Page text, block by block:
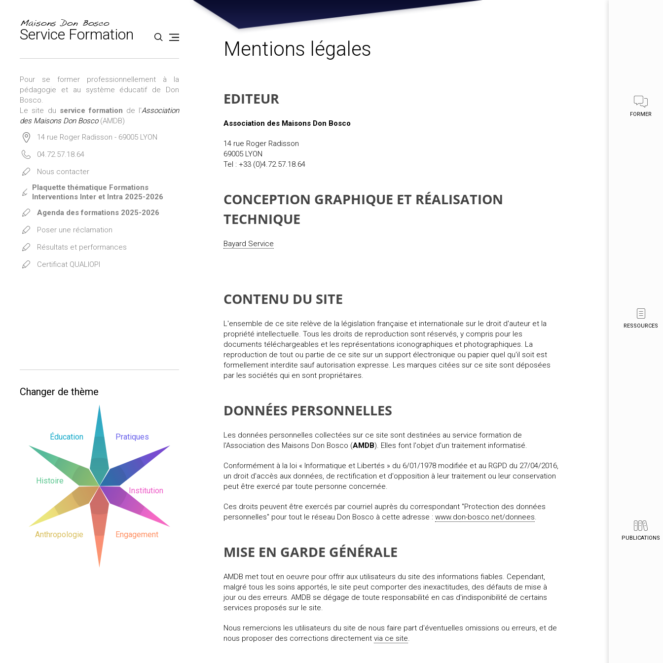
navigation
Maisons Don Bosco
Service Formation
FORMER
RESSOURCES
PUBLICATIONS
Mentions légales
EDITEUR
Association des Maisons Don Bosco
14 rue Roger Radisson
69005 LYON
Tel : +33 (0)4.72.57.18.64
CONCEPTION GRAPHIQUE ET RÉALISATION
TECHNIQUE
Bayard Service
CONTENU DU SITE
L'ensemble de ce site relève de la législation française et internationale sur le droit d'auteur et la
propriété intellectuelle. Tous les droits de reproduction sont réservés, y compris pour les
documents téléchargeables et les représentations iconographiques et photographiques. La
reproduction de tout ou partie de ce site sur un support électronique ou papier quel qu'il soit est
formellement interdite sauf autorisation expresse. Les marques citées sur ce site sont déposées
par les sociétés qui en sont propriétaires.
DONNÉES PERSONNELLES
Les données personnelles collectées sur ce site sont destinées au service formation de
l'Association des Maisons Don Bosco (AMDB). Elles font l'objet d'un traitement informatisé.
Conformément à la loi « Informatique et Libertés » du 6/01/1978 modifiée et au RGPD du 27/04/2016,
un droit d'accès aux données, de rectification et d'opposition à leur traitement ou leur conservation
peut être exercé par toute personne concernée.
Ces droits peuvent être exercés par courriel auprès du correspondant "Protection des données
personnelles" pour tout le réseau Don Bosco à cette adresse :www.don-bosco.net/donnees.
MISE EN GARDE GÉNÉRALE
AMDB met tout en oeuvre pour offrir aux utilisateurs du site des informations fiables. Cependant,
malgré tous les soins apportés, le site peut comporter des inexactitudes, des défauts de mise à
jour ou des erreurs. AMDB se dégage de toute responsabilité en cas d'indisponibilité de certains
services proposés sur le site.
Nous remercions les utilisateurs du site de nous faire part d'éventuelles omissions ou erreurs, et de
nous proposer des corrections directementvia ce site.
Pour se former professionnellement à la
pédagogie et au système éducatif de Don
Bosco.
Le site du service formation de l'Association
des Maisons Don Bosco(AMDB)
14 rue Roger Radisson - 69005 LYON
04.72.57.18.64
Nous contacter
Plaquette thématique Formations
Interventions Inter et Intra 2025-2026
Agenda des formations 2025-2026
Poser une réclamation
Résultats et performances
Certificat QUALIOPI
Changer de thème
Éducation Pratiques
Institution
Engagement
Anthropologie
Histoire